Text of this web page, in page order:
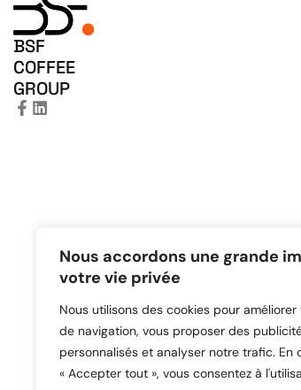
Nous accordons une grande
votre vie privée
Nous utilisons des cookies pour
de navigation, vous proposer des
personnalisés et analyser notre trafic. En
« Accepter tout », vous consentez à
BSF
COFFEE
GROUP